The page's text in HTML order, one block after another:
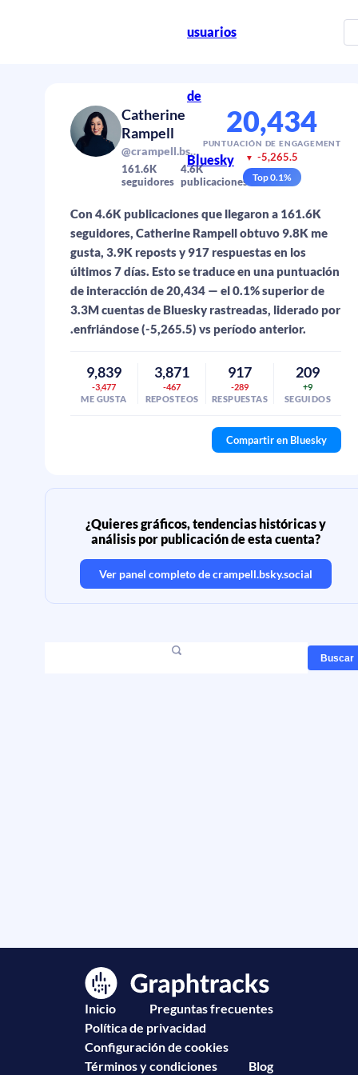
usuarios
de
Bluesky
Catherine
Rampell
@crampell.bsky.social
161.6K
seguidores
4.6K
publicaciones
20,434
PUNTUACIÓN DE ENGAGEMENT
▼ -5,265.5
Top0.1%
Con 4.6K publicaciones que llegaron a 161.6K
seguidores, Catherine Rampell obtuvo 9.8K me
gusta, 3.9K reposts y 917 respuestas en los
últimos 7 días. Esto se traduce en una puntuación
de interacción de 20,434 — el 0.1% superior de
3.3M cuentas de Bluesky rastreadas, liderado por
.enfriándose (-5,265.5) vs período anterior.
9,839
-3,477
ME GUSTA
3,871
-467
REPOSTEOS
917
-289
RESPUESTAS
209
+9
SEGUIDOS
Compartir en Bluesky
¿Quieres gráficos, tendencias históricas y
análisis por publicación de esta cuenta?
Ver panel completo decrampell.bsky.social
Buscar
Inicio
Preguntas frecuentes
Política de privacidad
Configuración de cookies
Términos y condiciones
Blog